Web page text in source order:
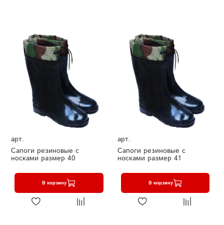
арт.
Сапоги резиновые с
носками размер 40
В корзину
арт.
Сапоги резиновые с
носками размер 41
В корзину